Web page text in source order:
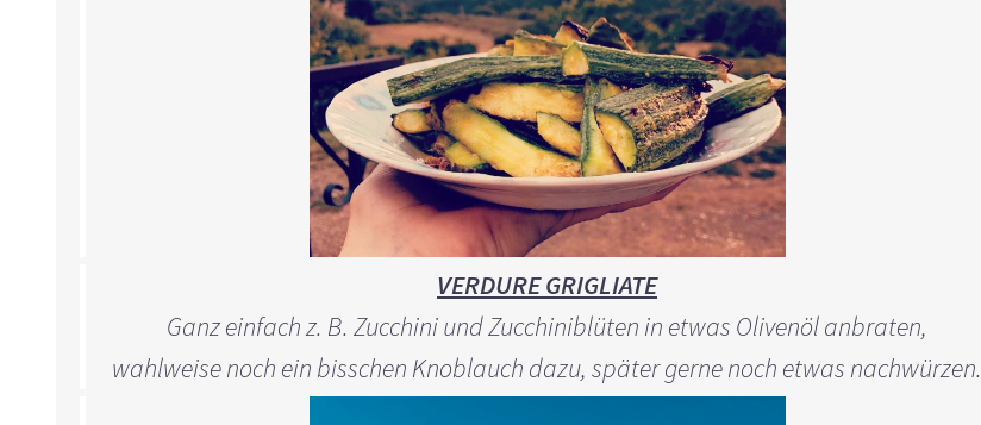
VERDURE GRIGLIATE
Ganz einfach z. B. Zucchini und Zucchiniblüten in etwas Olivenöl anbraten,
wahlweise noch ein bisschen Knoblauch dazu, später gerne noch etwas nachwürzen.